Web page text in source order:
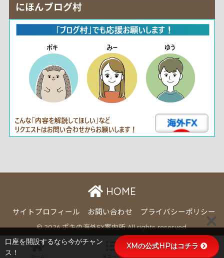
にほんブログ村
HOME
サイトプロフィール お問い合わせ プライバシーポリシー
© 2026 ポキの海外FX案内所 All rights reserved.
口座を開設するなら今がチャン
ス！
XMの公式HPはコチラ
メニュー トップ